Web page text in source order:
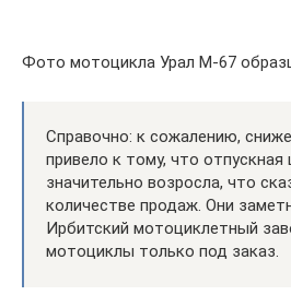
Фото мотоцикла Урал М-67
Справочно: к сожалению,
привело к тому, что отпускная
значительно возросла, что
количестве продаж. Они
Ирбитский мотоциклетный
мотоциклы только под заказ.